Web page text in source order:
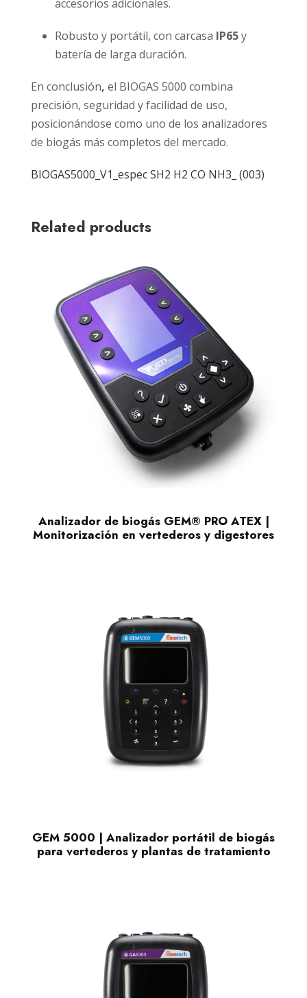
accesorios adicionales.
Robusto y portátil, con carcasa IP65y
batería de larga duración.
En conclusión, el BIOGAS 5000 combina
precisión, seguridad y facilidad de uso,
posicionándose como uno de los analizadores
de biogás más completos del mercado.
BIOGAS5000_V1_espec SH2 H2 CO NH3_ (003)
Related products
Analizador de biogás GEM® PRO ATEX |
Monitorización en vertederos y digestores
GEM 5000 | Analizador portátil de biogás
para vertederos y plantas de tratamiento